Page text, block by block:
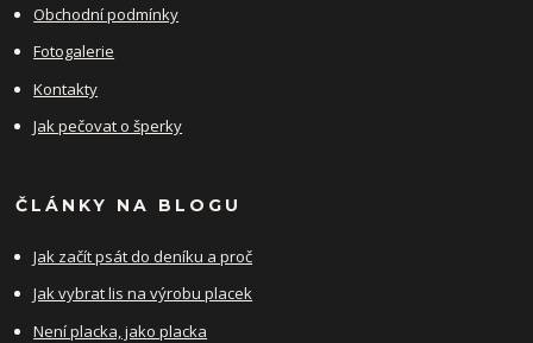
Obchodní podmínky
Fotogalerie
Kontakty
Jak pečovat o šperky
ČLÁNKY NA BLOGU
Jak začít psát do deníku a proč
Jak vybrat lis na výrobu placek
Není placka, jako placka